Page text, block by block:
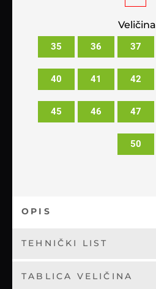
Veličina
35 36 37
40 41 42
45 46 47
50
OPIS
TEHNIČKI LIST
TABLICA VELIČINA